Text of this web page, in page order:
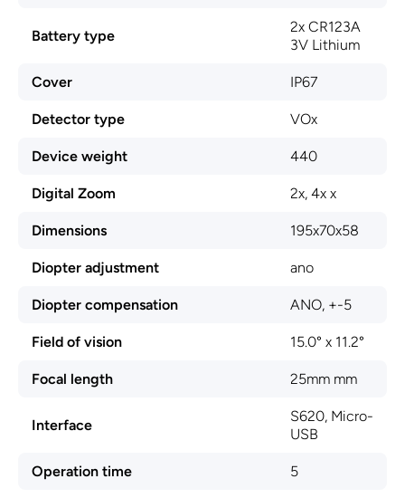
Battery type
2x CR123A
3V Lithium
Cover IP67
Detector type VOx
Device weight 440
Digital Zoom 2x, 4x x
Dimensions 195x70x58
Diopter adjustment ano
Diopter compensation ANO, +-5
Field of vision 15.0° x 11.2°
Focal length 25mm mm
Interface
S620, Micro-
USB
Operation time 5